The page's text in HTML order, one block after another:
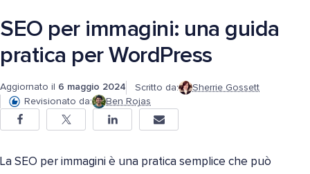
SEO per immagini: una guida
pratica per WordPress
Aggiornato il 6 maggio 2024 Scritto da:
Sherrie Gossett
Revisionato da:
Ben Rojas
La SEO per immagini è una pratica semplice che può